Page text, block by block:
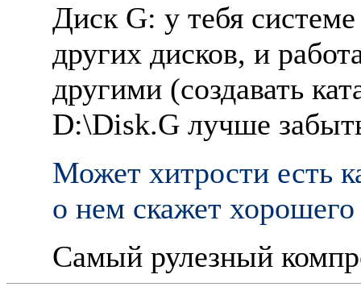
Диск G: у тебя
других дисков, и
другими (создавать
D:\Disk.G лучше
Может хитpости есть
о нем скажет
Самый рулезный